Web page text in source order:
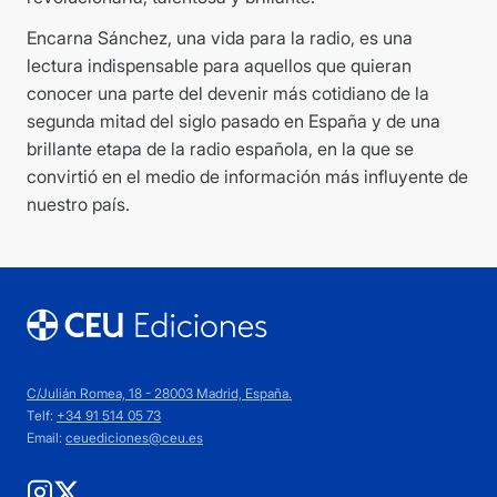
Encarna Sánchez, una vida para la radio, es una
lectura indispensable para aquellos que quieran
conocer una parte del devenir más cotidiano de la
segunda mitad del siglo pasado en España y de una
brillante etapa de la radio española, en la que se
convirtió en el medio de información más influyente de
nuestro país.
C/Julián Romea, 18 - 28003 Madrid, España.
Telf: +34 91 514 05 73
Email: ceuediciones@ceu.es